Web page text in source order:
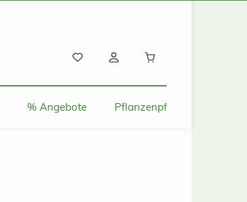
% Angebote Pflanzenpflege und Tipps